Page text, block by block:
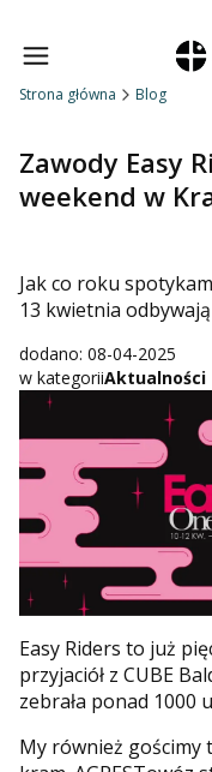
Strona główna
Blog
Zawody Easy
weekend w
Jak co roku
13 kwietnia
dodano: 08-04-2025
w kategoriiAktualności
Easy Riders to już
przyjaciół z CUBE
zebrała ponad 1000
My również gościmy